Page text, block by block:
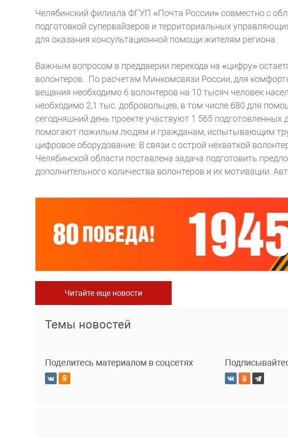
Челябинский филиала ФГУП «Почта России» совместно с
подготовкой супервайзеров и территориальных
для оказания консультационной помощи жителям региона.
Важным вопросом в преддверии перехода на «цифру»
волонтеров. По расчетам Минкомсвязи России, для
вещания необходимо 6 волонтеров на 10 тысяч человек
необходимо 2,1 тыс. добровольцев, в том числе 680 для
сегодняшний день проекте участвуют 1 565
помогают пожилым людям и гражданам, испытывающим
цифровое оборудование. В связи с острой нехваткой
Челябинской области поставлена задача подготовить
дополнительного количества волонтеров и их мотивации.
Читайте еще новости
Темы новостей
Поделитесь материалом в соцсетях